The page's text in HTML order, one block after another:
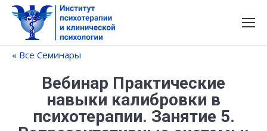
« Все Семинары
Вебинар Практические
навыки калибровки в
психотерапии. Занятие 5.